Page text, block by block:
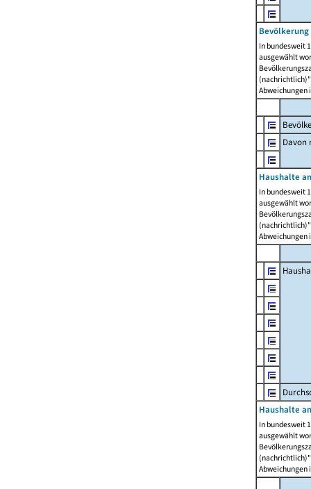
In bundesweit
ausgewählt
Abweichungen
Davon
Haushalte
In bundesweit
ausgewählt
Abweichungen
Haushalte
In bundesweit
ausgewählt
Abweichungen